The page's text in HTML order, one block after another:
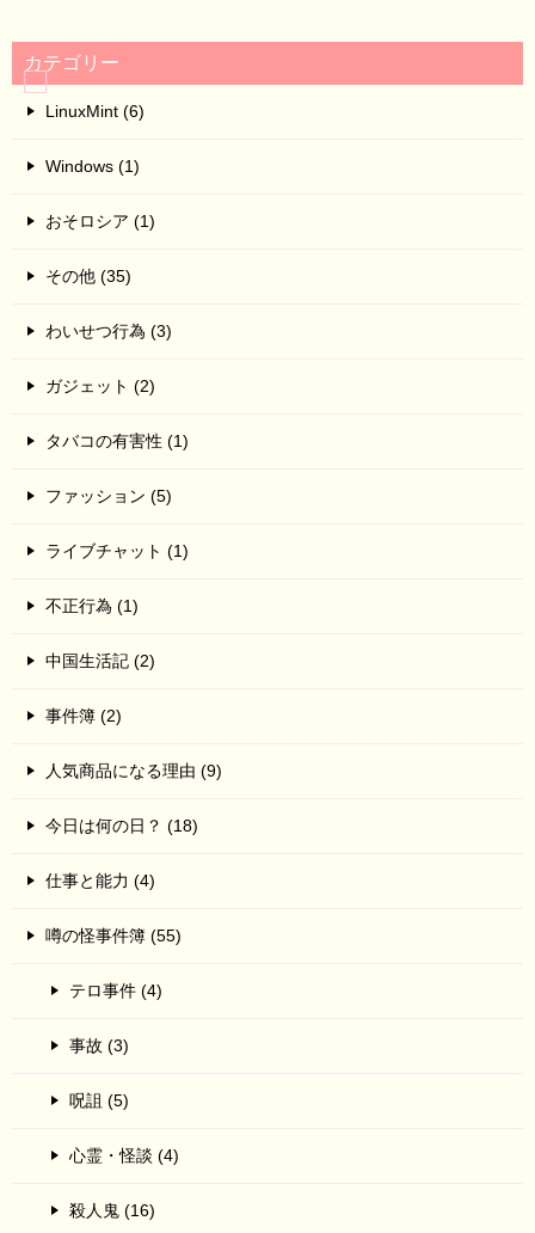
カテゴリー
LinuxMint (6)
Windows (1)
おそロシア (1)
その他 (35)
わいせつ行為 (3)
ガジェット (2)
タバコの有害性 (1)
ファッション (5)
ライブチャット (1)
不正行為 (1)
中国生活記 (2)
事件簿 (2)
人気商品になる理由 (9)
今日は何の日？ (18)
仕事と能力 (4)
噂の怪事件簿 (55)
テロ事件 (4)
事故 (3)
呪詛 (5)
心霊・怪談 (4)
殺人鬼 (16)